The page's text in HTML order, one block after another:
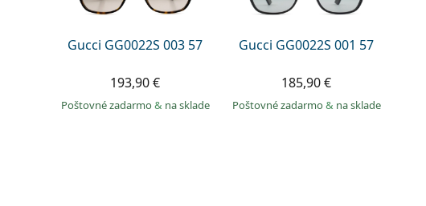
Gucci GG0022S 003 57
193,90 €
Poštovné zadarmo& na sklade
Gucci GG0022S 001 57
185,90 €
Poštovné zadarmo& na sklade